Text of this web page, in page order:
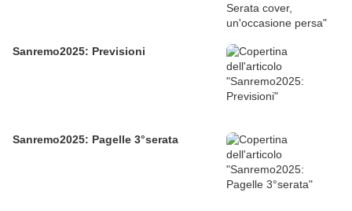
Sanremo2025: Previsioni
Sanremo2025: Pagelle 3°serata